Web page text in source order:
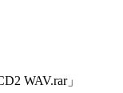
WAV.rar」